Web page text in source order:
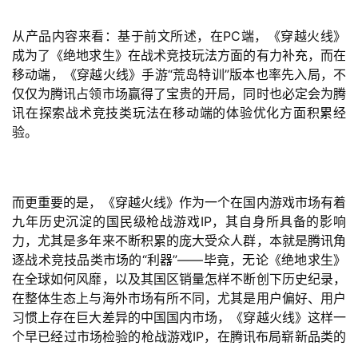
接
会
上
海
中
文
(
中
国
)
从产品内容来看：基于前文所述，在PC端，《穿越火线》
成为了《绝地求生》在战术竞技玩法方面的有力补充，而在
移动端，《穿越火线》手游“荒岛特训”版本也率先入局，不
仅仅为腾讯占领市场赢得了宝贵的开局，同时也必定会为腾
讯在探索战术竞技类玩法在移动端的体验优化方面积累经
验。
而更重要的是，《穿越火线》作为一个在国内游戏市场有着
九年历史沉淀的国民级枪战游戏IP，其自身所具备的影响
力，尤其是多年来不断积累的庞大受众人群，本就是腾讯角
逐战术竞技品类市场的“利器”——毕竟，无论《绝地求生》
在全球如何风靡，以及其国区销量怎样不断创下历史纪录，
在整体生态上与海外市场有所不同，尤其是用户偏好、用户
习惯上存在巨大差异的中国国内市场，《穿越火线》这样一
个早已经过市场检验的枪战游戏IP，在腾讯布局崭新品类的